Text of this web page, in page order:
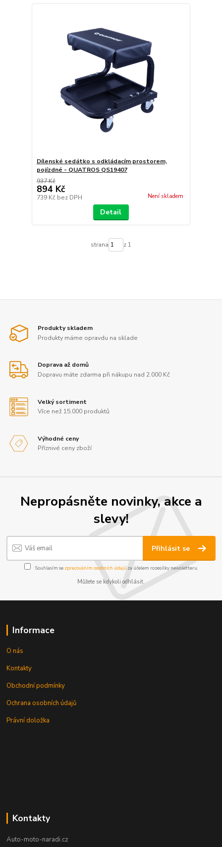
Dílenské sedátko s odkládacím prostorem,
pojízdné - QUATROS QS19407
937 Kč
894 Kč
739 Kč bez DPH Není skladem
Detail
strana z 1
Produkty skladem
Produkty máme opravdu na sklade
Doprava až domů
Dopravu máte zdarma při nákupu nad 2.000 Kč
Velký sortiment
Více než 15.000 produktů
Výhodné ceny
Příznivé ceny zboží
Nepropásněte novinky, akce a
slevy!
Přihlásit se
Souhlasím se zpracováním osobních údajůza účelem rozesílky newsletteru.
Můžete se kdykoli odhlásit.
Informace
O nás
Kontakty
Obchodní podmínky
Ochrana osobních údajů
Právní doložka
Kontakty
Auto-moto-naradi.cz